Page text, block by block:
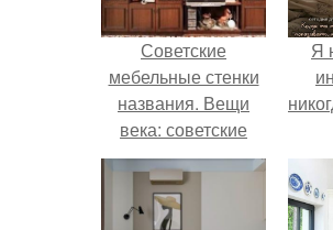
Советские
мебельные стенки
названия. Вещи
века: советские
стенки 80-х.
Я